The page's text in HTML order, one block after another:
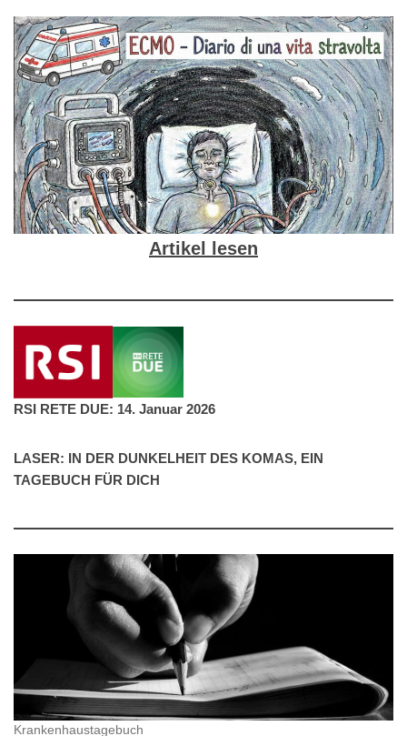
Artikel lesen
RSI RETE DUE: 14. Januar 2026
LASER: IN DER DUNKELHEIT DES KOMAS, EIN
TAGEBUCH FÜR DICH
Krankenhaustagebuch